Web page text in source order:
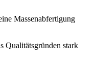
Massenabfertigung
Qualitätsgründen stark